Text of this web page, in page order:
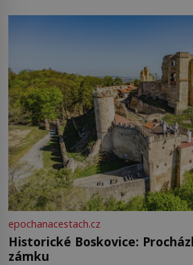
epochanacestach.cz
Historické Boskovice:
zámku